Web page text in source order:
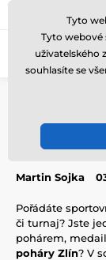
Zavolejte nám
Poháry
Martin Sojka
Pořádáte
či turnaj? Jste
pohárem,
poháry Zlín? V
Tyto
Tyto webové
uživatelského
souhlasíte se